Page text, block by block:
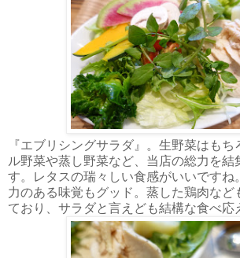
『エブリシングサラダ』。生野菜はもち
ル野菜や蒸し野菜など、当店の総力を結
す。レタスの瑞々しい食感がいいですね
力のある味覚もグッド。蒸した鶏肉など
ており、サラダと言えども結構な食べ応